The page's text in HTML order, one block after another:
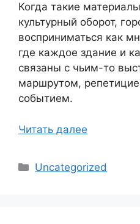
Когда такие
культурный оборот,
восприниматься как
где каждое здание и
связаны с чьим-то
маршрутом,
событием.
Читать далее
Рубрики
Uncategorized